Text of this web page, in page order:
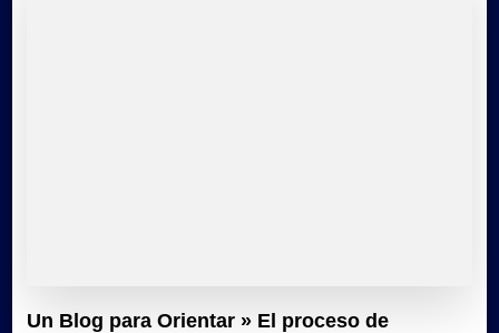
Un Blog para Orientar » El proceso de